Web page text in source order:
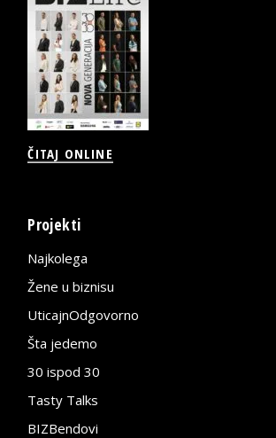
ČITAJ ONLINE
Projekti
Najkolega
Žene u biznisu
UticajnOdgovorno
Šta jedemo
30 ispod 30
Tasty Talks
BIZBendovi